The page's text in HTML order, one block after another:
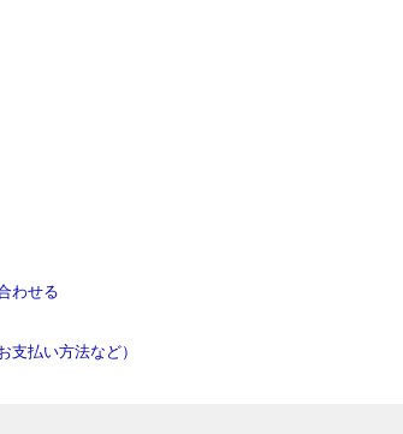
わせる
支払い方法など）